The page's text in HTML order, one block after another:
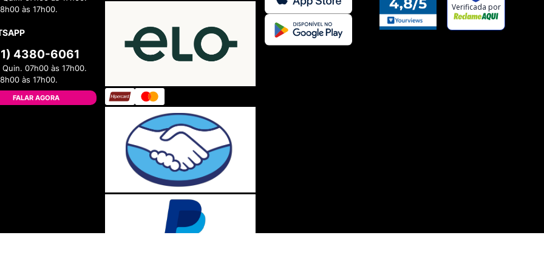
às 17h00.
4380-6061
Quin. 07h00 às 17h00.
às 17h00.
FALAR AGORA